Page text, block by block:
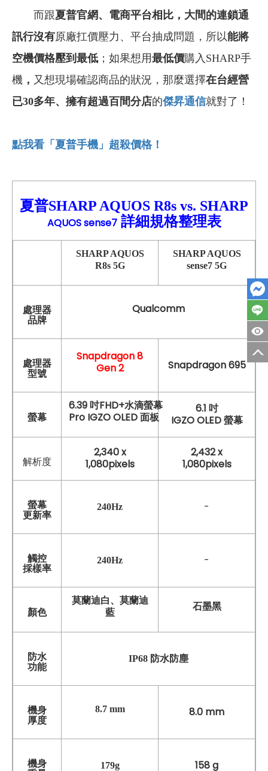
而跟夏普官網、 電商平台相比，大間的連鎖通
訊行沒有原廠扛價壓力、平台抽成問題，所以能將
空機價格壓到最低 ；如果想用最低價購入SHARP手
機 ， 又想現場確認商品的狀況，那麼選擇在台經營
已30多年、 擁有超過百間分店的傑昇通信就對了！
點我看「夏普手機」超殺價格！
夏普SHARP AQUOS R8s vs. SHARP
AQUOS sense7 詳細規格整理表
SHARP AQUOS
R8s 5G
SHARPAQUOS
sense7 5G
處理器
品牌
Qualcomm
處理器
型號
Snapdragon 8
Gen 2
Snapdragon 695
螢幕
6.39 吋FHD+水滴螢幕
Pro IGZO OLED 面板
6.1 吋
IGZO OLED 螢幕
解析度
2,340 x
1,080pixels
2,432 x
1,080pixels
螢幕
更新率
240Hz -
觸控
採樣率
240Hz -
顏色
莫蘭迪白、莫蘭迪
藍
石墨黑
防水
功能
IP68 防水防塵
機身
厚度
8.7 mm 8.0 mm
機身
179g 158 g